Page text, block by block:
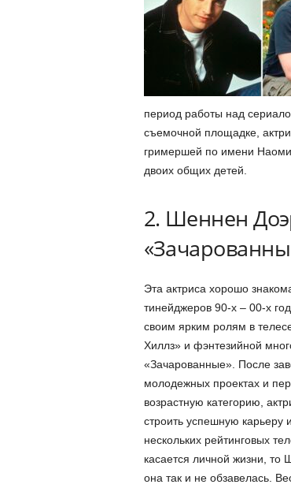
период работы над
съемочной площадке,
гримершей по имени
двоих общих детей.
2. Шеннен
Эта актриса хорошо
тинейджеров 90-х – 00-х
своим ярким ролям в
Хиллз» и фэнтезийной
«Зачарованные». После
молодежных проектах и
возрастную категорию,
строить успешную карьеру
нескольких рейтинговых
касается личной жизни,
она так и не обзавелась.